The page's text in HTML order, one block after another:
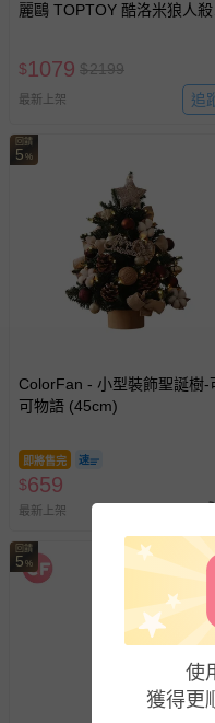
麗鷗 TOPTOY 酷洛米狼人殺
$1079 $2199
最新上架 追
回饋
5 %
ColorFan - 小型裝飾聖誕樹-
可物語 (45cm)
即將售完
$659
最新上架
回饋
5 %
使
獲得更